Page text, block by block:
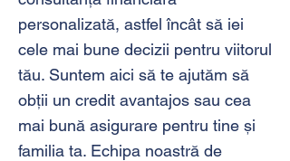
personalizată, astfel încât să iei
cele mai bune decizii pentru viitorul
tău. Suntem aici să te ajutăm să
obții un credit avantajos sau cea
mai bună asigurare pentru tine și
familia ta. Echipa noastră de